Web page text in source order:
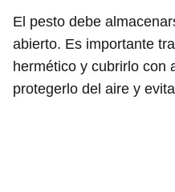
El pesto debe
abierto. Es importante
hermético y cubrirlo con
protegerlo del aire y